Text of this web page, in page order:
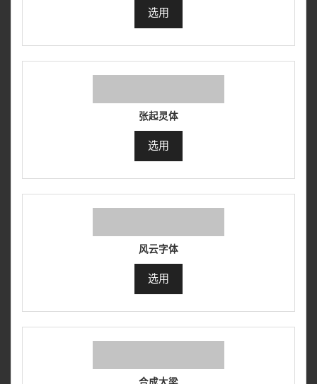
选用
张起灵体
选用
风云字体
选用